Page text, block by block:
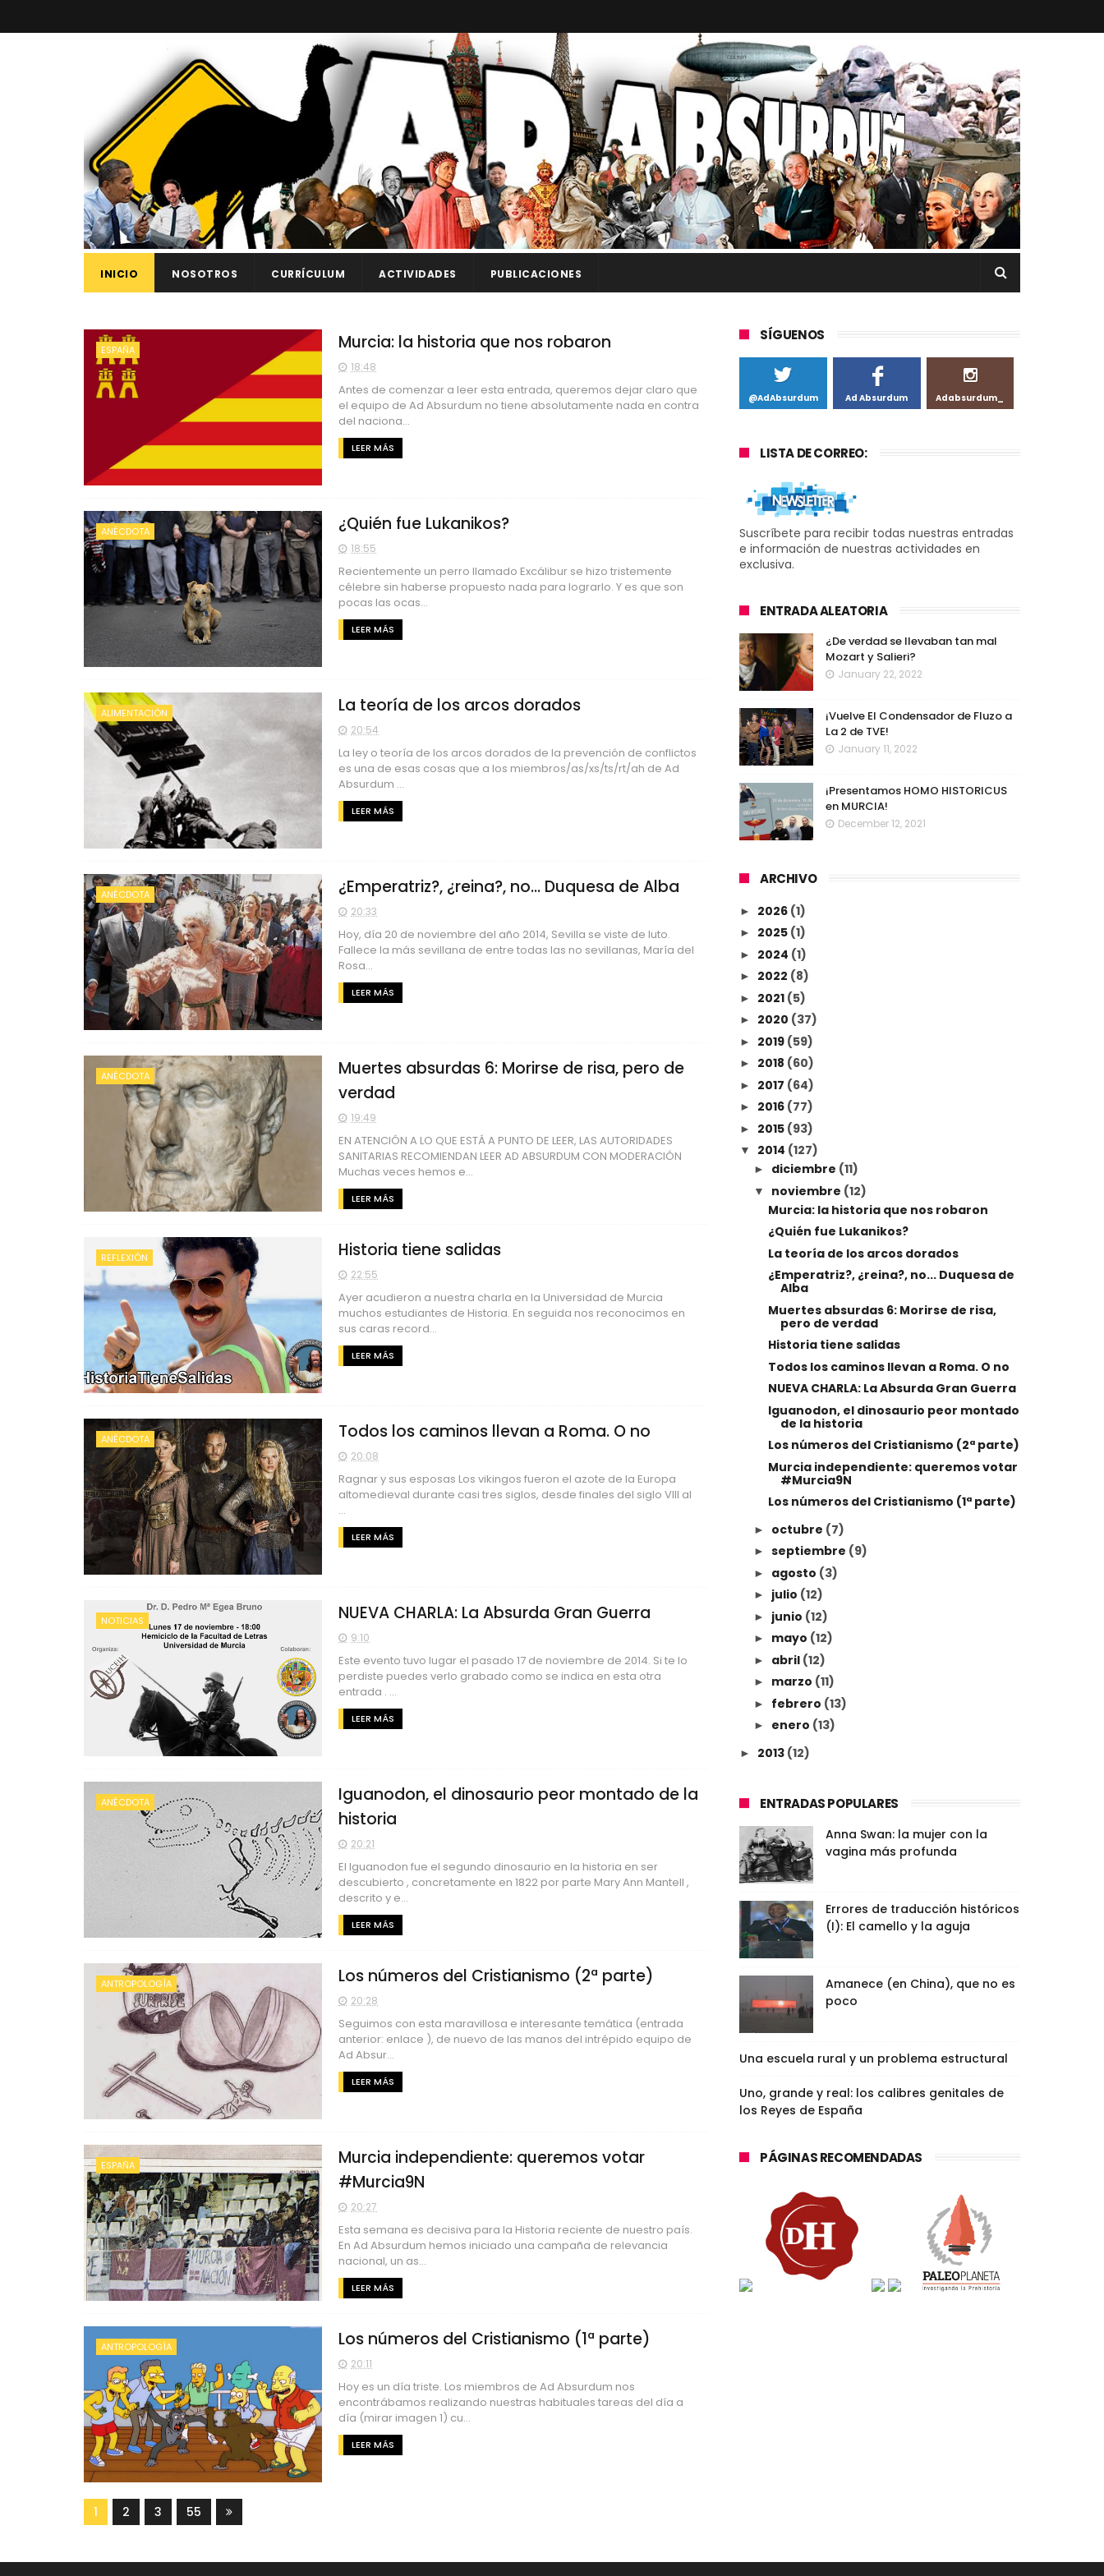
INICIO NOSOTROS CURRÍCULUM ACTIVIDADES PUBLICACIONES
ESPAÑA Murcia: la historia que nos robaron
18:48
Antes de comenzar a leer esta entrada, queremos dejar claro que
el equipo de Ad Absurdum no tiene absolutamente nada en contra
del naciona...
LEER MÁS
ANÉCDOTA ¿Quién fue Lukanikos?
18:55
Recientemente un perro llamado Excálibur se hizo tristemente
célebre sin haberse propuesto nada para lograrlo. Y es que son
pocas las ocas...
LEER MÁS
ALIMENTACIÓN La teoría de los arcos dorados
20:54
La ley o teoría de los arcos dorados de la prevención de conflictos
es una de esas cosas que a los miembros/as/xs/ts/rt/ah de Ad
Absurdum ...
LEER MÁS
ANÉCDOTA ¿Emperatriz?, ¿reina?, no... Duquesa de Alba
20:33
Hoy, día 20 de noviembre del año 2014, Sevilla se viste de luto.
Fallece la más sevillana de entre todas las no sevillanas, María del
Rosa...
LEER MÁS
ANÉCDOTA
Muertes absurdas 6: Morirse de risa, pero de
verdad
19:49
EN ATENCIÓN A LO QUE ESTÁ A PUNTO DE LEER, LAS AUTORIDADES
SANITARIAS RECOMIENDAN LEER AD ABSURDUM CON MODERACIÓN
Muchas veces hemos e...
LEER MÁS
REFLEXIÓN Historia tiene salidas
22:55
Ayer acudieron a nuestra charla en la Universidad de Murcia
muchos estudiantes de Historia. En seguida nos reconocimos en
sus caras record...
LEER MÁS
ANÉCDOTA Todos los caminos llevan a Roma. O no
20:08
Ragnar y sus esposas Los vikingos fueron el azote de la Europa
altomedieval durante casi tres siglos, desde finales del siglo VIII al
...
LEER MÁS
NOTICIAS NUEVA CHARLA: La Absurda Gran Guerra
9:10
Este evento tuvo lugar el pasado 17 de noviembre de 2014. Si te lo
perdiste puedes verlo grabado como se indica en esta otra
entrada . ...
LEER MÁS
ANÉCDOTA
Iguanodon, el dinosaurio peor montado de la
historia
20:21
El Iguanodon fue el segundo dinosaurio en la historia en ser
descubierto , concretamente en 1822 por parte Mary Ann Mantell ,
descrito y e...
LEER MÁS
ANTROPOLOGÍA Los números del Cristianismo (2ª parte)
20:28
Seguimos con esta maravillosa e interesante temática (entrada
anterior: enlace ), de nuevo de las manos del intrépido equipo de
Ad Absur...
LEER MÁS
ESPAÑA
Murcia independiente: queremos votar
#Murcia9N
20:27
Esta semana es decisiva para la Historia reciente de nuestro país.
En Ad Absurdum hemos iniciado una campaña de relevancia
nacional, un as...
LEER MÁS
ANTROPOLOGÍA Los números del Cristianismo (1ª parte)
20:11
Hoy es un día triste. Los miembros de Ad Absurdum nos
encontrábamos realizando nuestras habituales tareas del día a
día (mirar imagen 1) cu...
LEER MÁS
1 2 3 55
SÍGUENOS
@AdAbsurdum Ad Absurdum Adabsurdum_
LISTA DE CORREO:
Suscríbete para recibir todas nuestras entradas
e información de nuestras actividades en
exclusiva.
ENTRADA ALEATORIA
¿De verdad se llevaban tan mal
Mozart y Salieri?
January 22, 2022
¡Vuelve El Condensador de Fluzo a
La 2 de TVE!
January 11, 2022
¡Presentamos HOMO HISTORICUS
en MURCIA!
December 12, 2021
ARCHIVO
► 2026 (1)
► 2025 (1)
► 2024 (1)
► 2022 (8)
► 2021 (5)
► 2020 (37)
► 2019 (59)
► 2018 (60)
► 2017 (64)
► 2016 (77)
► 2015 (93)
▼ 2014 (127)
► diciembre (11)
▼ noviembre (12)
Murcia: la historia que nos robaron
¿Quién fue Lukanikos?
La teoría de los arcos dorados
¿Emperatriz?, ¿reina?, no... Duquesa de
Alba
Muertes absurdas 6: Morirse de risa,
pero de verdad
Historia tiene salidas
Todos los caminos llevan a Roma. O no
NUEVA CHARLA: La Absurda Gran Guerra
Iguanodon, el dinosaurio peor montado
de la historia
Los números del Cristianismo (2ª parte)
Murcia independiente: queremos votar
#Murcia9N
Los números del Cristianismo (1ª parte)
► octubre (7)
► septiembre (9)
► agosto (3)
► julio (12)
► junio (12)
► mayo (12)
► abril (12)
► marzo (11)
► febrero (13)
► enero (13)
► 2013 (12)
ENTRADAS POPULARES
Anna Swan: la mujer con la
vagina más profunda
Errores de traducción históricos
(I): El camello y la aguja
Amanece (en China), que no es
poco
Una escuela rural y un problema estructural
Uno, grande y real: los calibres genitales de
los Reyes de España
PÁGINAS RECOMENDADAS